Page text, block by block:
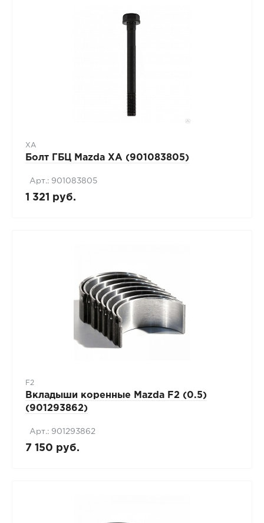
XA
Болт ГБЦ Mazda XA (901083805)
Арт.: 901083805
1 321 руб.
F2
Вкладыши коренные Mazda F2 (0.5)
(901293862)
Арт.: 901293862
7 150 руб.